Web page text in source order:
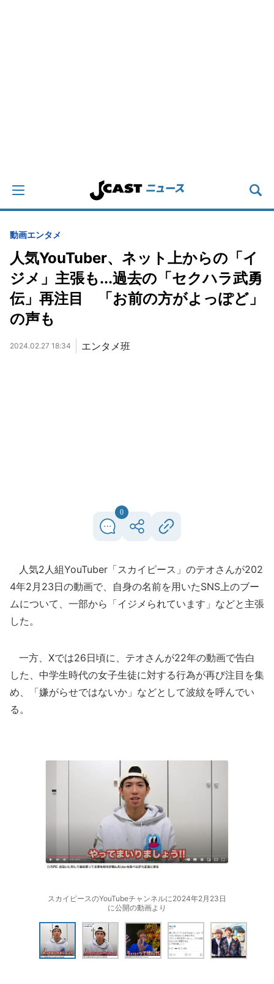
動画エンタメ
人気YouTuber、ネット上からの「イ
ジメ」主張も...過去の「セクハラ武勇
伝」再注目 「お前の方がよっぽど」
の声も
2024.02.27 18:34 エンタメ班
0
人気2人組YouTuber「スカイピース」のテオさんが202
4年2月23日の動画で、自身の名前を用いたSNS上のブー
ムについて、一部から「イジメられています」などと主張
した。
一方、Xでは26日頃に、テオさんが22年の動画で告白
した、中学生時代の女子生徒に対する行為が再び注目を集
め、「嫌がらせではないか」などとして波紋を呼んでい
る。
スカイピースのYouTubeチャンネルに2024年2月23日
に公開の動画より